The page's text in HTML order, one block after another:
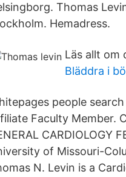
Thomas
Hemadress.
Läs allt om
Bläddra i
people
Faculty Member.
CARDIOLOGY
of Missouri-
N. Levin is a